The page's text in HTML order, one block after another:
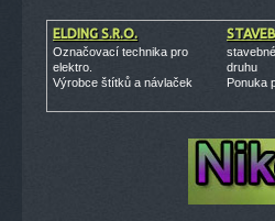
ELDING S.R.O.
Označovací technika pro
elektro.
Výrobce štítků a návlaček
druhu
Ponuka